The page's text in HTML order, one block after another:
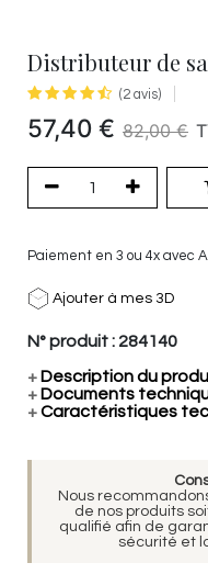
Distributeur de
(2 avis)
57,40 € 82,00€
Paiement en 3 ou 4x avec
Ajouter à mes 3D
N° produit : 284140
+ Description du
+ Documents
+Caractéristiques
Nous
de nos produits
qualifié afin de
sécurité et